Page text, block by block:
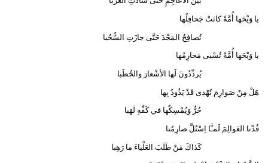
يا وَيْحَها أُمَّةً كانَتْ جَحافِلُها
تُصافِحُ المَجْدَ حَتَّى جازَتِ السُّحُبا
يا وَيْحَها أُمَّةً تُسْبى مَحارِمُها
يُردِّدُونَ لَها الأشْعارَ والخُطَبا
هَلْ مِنْ صَوارِمَ تُهْدى قَدْ يَذُودُ بِها
حُرٌّ وَيُمْسِكُها في كَفِّهِ لَهَبا
قُدْنا العَوالِمَ لَمـَّا اِسْتُلَّ صارِمُنا
كَذاكَ مَنْ طَلَبَ العَلْياءَ ما رَهِبا